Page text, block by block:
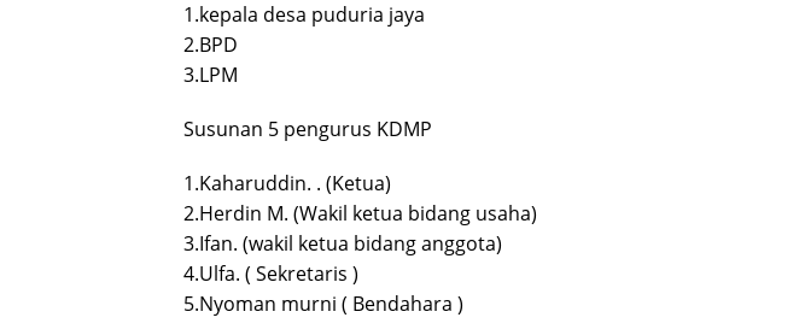
1.kepala desa puduria jaya
2.BPD
3.LPM
Susunan 5 pengurus KDMP
1.Kaharuddin. . (Ketua)
2.Herdin M. (Wakil ketua bidang usaha)
3.Ifan. (wakil ketua bidang anggota)
4.Ulfa. ( Sekretaris )
5.Nyoman murni ( Bendahara )